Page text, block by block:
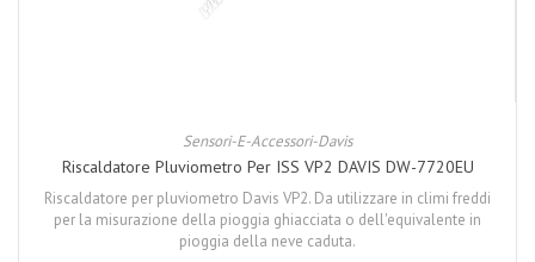
Sensori-E-Accessori-Davis
Riscaldatore Pluviometro Per ISS VP2 DAVIS DW-7720EU
Riscaldatore per pluviometro Davis VP2. Da utilizzare in climi freddi
per la misurazione della pioggia ghiacciata o dell'equivalente in
pioggia della neve caduta.